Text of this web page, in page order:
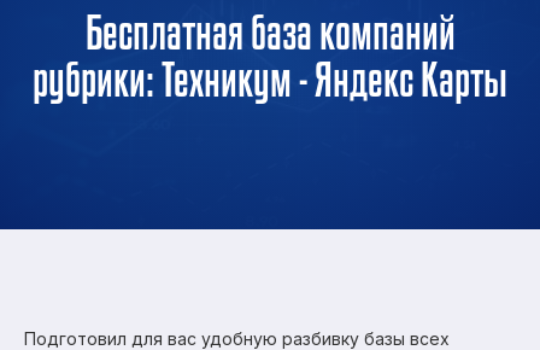
Бесплатная база компаний
рубрики: Техникум - Яндекс Карты
Подготовил для вас удобную разбивку базы всех